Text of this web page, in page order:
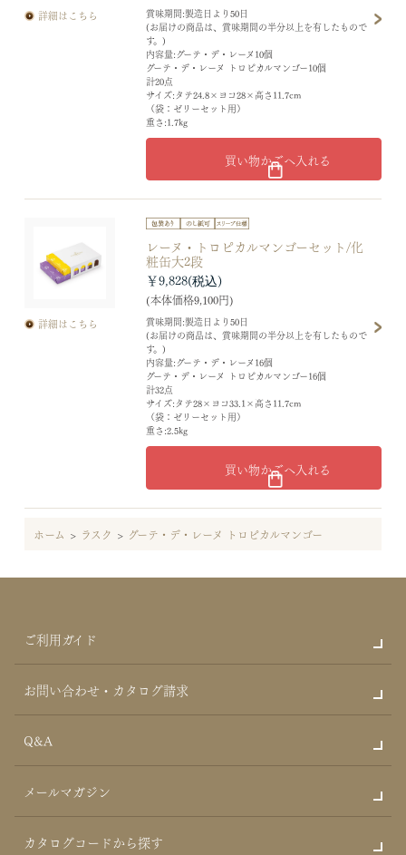
詳細はこちら
賞味期間:製造日より50日
(お届けの商品は、賞味期間の半分以上を有したもので
す。)
内容量:グーテ・デ・レーヌ10個
グーテ・デ・レーヌ トロピカルマンゴー10個
計20点
サイズ:タテ24.8×ヨコ28×高さ11.7cm
（袋：ゼリーセット用）
重さ:1.7kg
買い物かごへ入れる
詳細はこちら
レーヌ・トロピカルマンゴーセット/化
粧缶大2段
賞味期間:製造日より50日
(お届けの商品は、賞味期間の半分以上を有したもので
す。)
内容量:グーテ・デ・レーヌ16個
グーテ・デ・レーヌ トロピカルマンゴー16個
計32点
サイズ:タテ28×ヨコ33.1×高さ11.7cm
（袋：ゼリーセット用）
重さ:2.5kg
￥9,828
(本体価格9,100円)
買い物かごへ入れる
ホーム > ラスク > グーテ・デ・レーヌ トロピカルマンゴー
ご利用ガイド
お問い合わせ・カタログ請求
Q&A
メールマガジン
カタログコードから探す